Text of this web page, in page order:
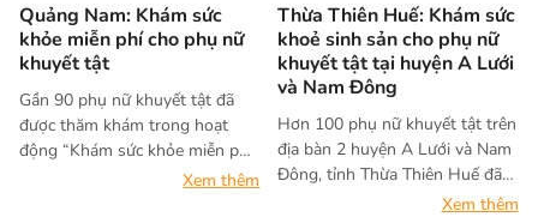
Quảng Nam: Khám sức
khỏe miễn phí cho phụ nữ
khuyết tật
Gần 90 phụ nữ khuyết tật đã
được thăm khám trong hoạt
động “Khám sức khỏe miễn phí
cho phụ nữ khuyết tật” do Viện
Xem thêm
Thừa Thiên Huế: Khám sức
khoẻ sinh sản cho phụ nữ
khuyết tật tại huyện A Lưới
và Nam Đông
Hơn 100 phụ nữ khuyết tật trên
địa bàn 2 huyện A Lưới và Nam
Đông, tỉnh Thừa Thiên Huế đã
được khám sức khỏe sinh sản
Xem thêm